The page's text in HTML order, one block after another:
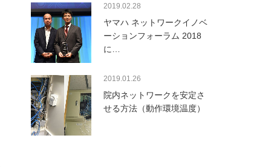
2019.02.28
ヤマハ ネットワークイノベ
ーションフォーラム 2018
に…
2019.01.26
院内ネットワークを安定さ
せる方法（動作環境温度）